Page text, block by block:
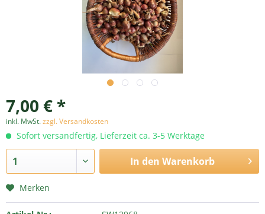
7,00 € *
inkl. MwSt.zzgl. Versandkosten
Sofort versandfertig, Lieferzeit ca. 3-5 Werktage
In den Warenkorb
Merken